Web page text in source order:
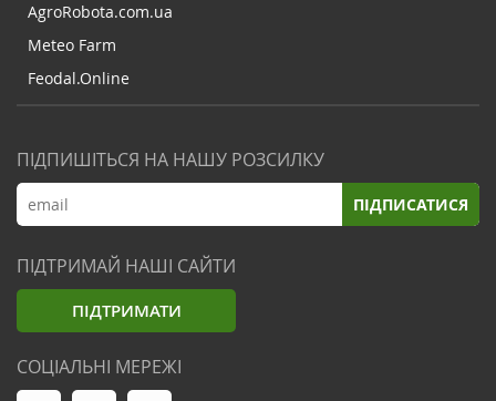
AgroRobota.com.ua
Meteo Farm
Feodal.Online
ПІДПИШІТЬСЯ НА НАШУ РОЗСИЛКУ
ПІДПИСАТИСЯ
ПІДТРИМАЙ НАШІ САЙТИ
ПІДТРИМАТИ
СОЦІАЛЬНІ МЕРЕЖІ